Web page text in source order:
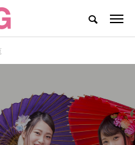
MEG’s DAYS